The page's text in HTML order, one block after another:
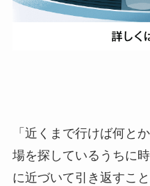
「近くまで行けば何と
場を探しているうちに
に近づいて引き返すこ